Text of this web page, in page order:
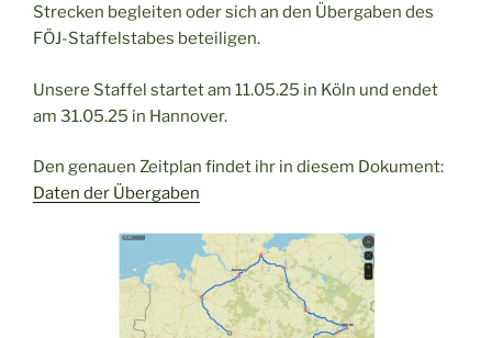
Strecken begleiten oder sich an den Übergaben des
FÖJ-Staffelstabes beteiligen.
Unsere Staffel startet am 11.05.25 in Köln und endet
am 31.05.25 in Hannover.
Den genauen Zeitplan findet ihr in diesem Dokument:
Daten der Übergaben